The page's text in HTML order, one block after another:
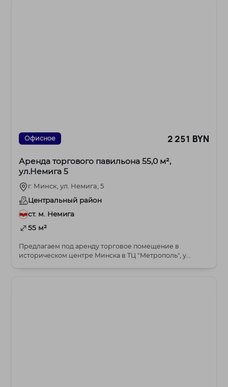
Офисное 2 251 BYN
Аренда торгового павильона 55,0 м²,
ул.Немига 5
г. Минск, ул. Немига, 5
Центральный район
ст. м. Немига
55 м²
Предлагаем под аренду торговое помещение в
историческом центре Минска в ТЦ "Метрополь", у...